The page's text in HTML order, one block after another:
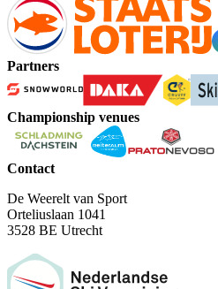
Partners
Championship venues
Contact
De Weerelt van Sport
Orteliuslaan 1041
3528 BE Utrecht